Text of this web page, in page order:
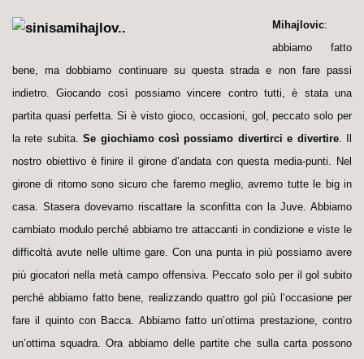
Mihajlovic:
abbiamo fatto
bene, ma dobbiamo continuare su questa strada e non fare passi
indietro. Giocando così possiamo vincere contro tutti, è stata una
partita quasi perfetta. Si è visto gioco, occasioni, gol, peccato solo per
la rete subita.Se giochiamo così possiamo divertirci e divertire. Il
nostro obiettivo è finire il girone d’andata con questa media-punti. Nel
girone di ritorno sono sicuro che faremo meglio, avremo tutte le big in
casa. Stasera dovevamo riscattare la sconfitta con la Juve. Abbiamo
cambiato modulo perché abbiamo tre attaccanti in condizione e viste le
difficoltà avute nelle ultime gare. Con una punta in più possiamo avere
più giocatori nella metà campo offensiva. Peccato solo per il gol subito
perché abbiamo fatto bene, realizzando quattro gol più l’occasione per
fare il quinto con Bacca. Abbiamo fatto un’ottima prestazione, contro
un’ottima squadra. Ora abbiamo delle partite che sulla carta possono